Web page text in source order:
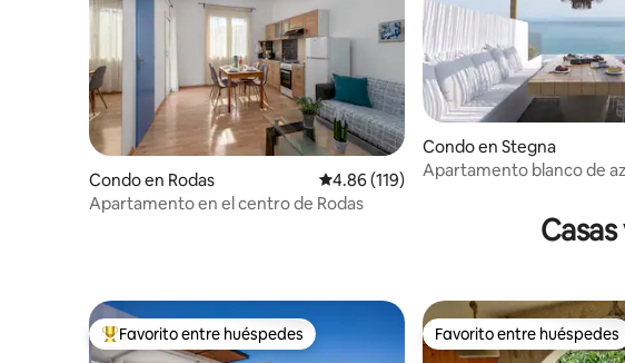
Condo en Rodas Calificación promedio: 4.86 de 5, 119
4.86 (119)
Apartamento en el centro de Rodas
Condo en Stegna
Apartamento blanco de
Favorito entre huéspedes preferido
Favorito entre huéspedes Favorito entre huéspedes
Favorito entre huéspedes